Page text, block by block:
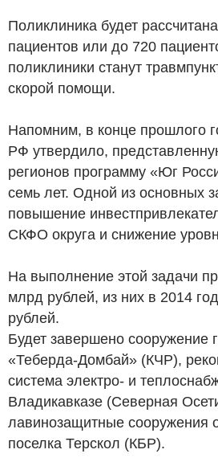
Поликлиника будет
пациентов или до 720
поликлиники станут
скорой помощи.
Напомним, в конце прошлого
РФ утвердило,
регионов программу «Юг
семь лет. Одной из основных
повышение
СКФО округа и снижение
На выполнение этой задачи
млрд рублей, из них в 2014
рублей.
Будет завершено сооружение
«Теберда-Домбай» (КЧР),
система электро- и
Владикавказе (Северная
лавинозащитные сооружения
поселка Терскол (КБР).